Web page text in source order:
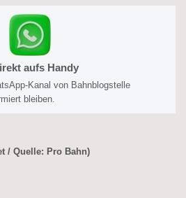
aufs Handy
Kanal von Bahnblogstelle
bleiben.
/ Quelle: Pro Bahn)